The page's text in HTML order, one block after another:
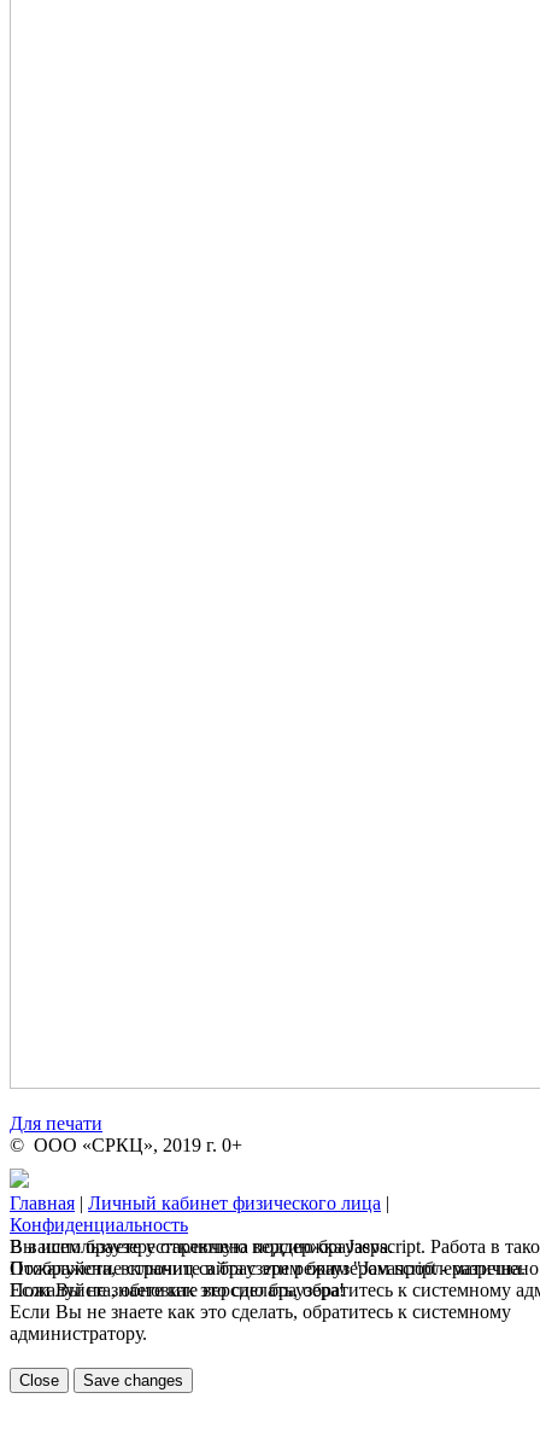
Для печати
© ООО «СРКЦ», 2019 г. 0+
Главная | Личный кабинет физического лица |
Конфиденциальность
В вашем браузере отключена поддержка Jasvscript. Работа в
Пожалуйста, включите в браузере режим "Javascript -
Если Вы не знаете как это сделать, обратитесь к системному
Вы используете устаревшую версию браузера.
Отображение страниц сайта с этим браузером проблематична.
Пожалуйста, обновите версию браузера!
Если Вы не знаете как это сделать, обратитесь к системному
администратору.
Close Save changes